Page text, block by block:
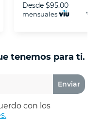
Desde $95.00
mensuales
tenemos para ti.
Enviar
con los